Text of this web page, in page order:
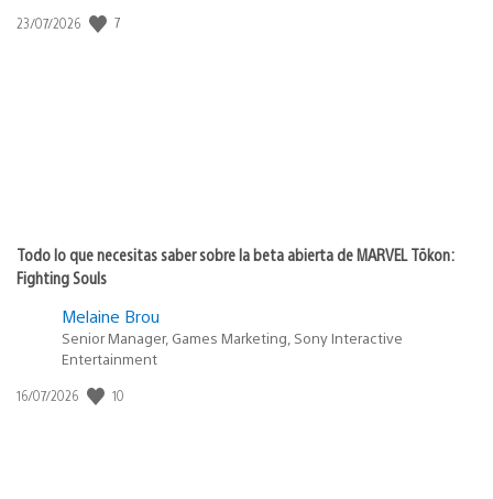
Fecha
23/07/2026 7
Todo lo que necesitas saber sobre la beta abierta de MARVEL Tōkon:
Fighting Souls
Melaine Brou
Senior Manager, Games Marketing, Sony Interactive
Entertainment
Fecha
16/07/2026 10